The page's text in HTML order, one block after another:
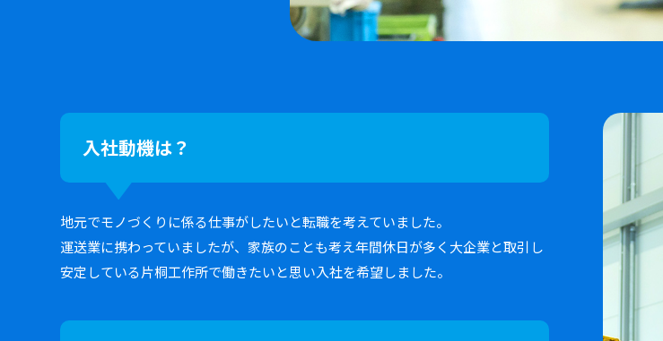
入社動機は？
地元でモノづくりに係る仕事がしたいと転職を考えていました。
運送業に携わっていましたが、家族のことも考え年間休日が多く大企業と取引し
安定している片桐工作所で働きたいと思い入社を希望しました。